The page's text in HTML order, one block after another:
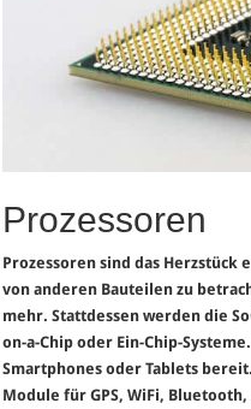
Prozessoren
Prozessoren sind das Herzstück
von anderen Bauteilen zu
mehr. Stattdessen werden die
on-a-Chip oder Ein-Chip-
Smartphones oder Tablets
Module für GPS, WiFi, Bluetooth,